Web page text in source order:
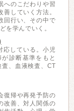
へのこだわりや習
していく方法。
回行い、その中で
を学んでいく。
応している。小児
診断基準をもと
、血液検査、CT
復帰や再発予防の
改善、対人関係の